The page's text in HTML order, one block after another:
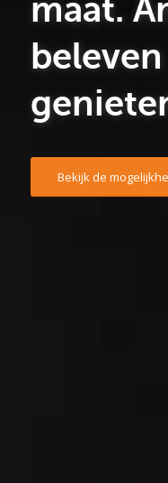
maat.
Bekijk de